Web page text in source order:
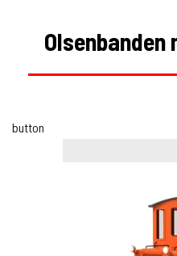
Olsenbanden
button